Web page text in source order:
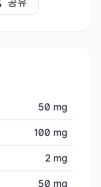
50 mg
100 mg
2 mg
50 mg